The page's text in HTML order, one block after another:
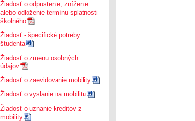
Žiadosť o odpustenie, zníženie
alebo odloženie termínu splatnosti
školného
Žiadosť - špecifické potreby
študenta
Žiadosť o zmenu osobných
údajov
Žiadosť o zaevidovanie mobility
Žiadosť o vyslanie na mobilitu
Žiadosť o uznanie kreditov z
mobility